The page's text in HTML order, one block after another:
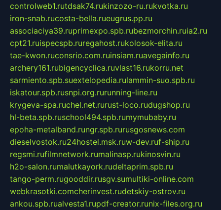
controlweb1.rutdsak74.rukinzozo-ru.rukvotka.ru
iron-snab.rucosta-bella.rueugrus.pp.ru
associaciya39.ruprimexpo.spb.rubezmorchin.ruia2.ru
cpt21.ruispecspb.ruregahost.rukolosok-elita.ru
tae-kwon.ruconsrio.com.ruinsiam.ruavegainfo.ru
archery161.rubigencyclica.ruvlast16.rukorru.net
sarmiento.spb.suextelopedia.rulammin-suo.spb.ru
iskatour.spb.rusnpi.org.rurunning-line.ru
krygeva-spa.ruchel.net.rurust-loco.rudugshop.ru
hl-beta.spb.ruschool494.spb.rumymubaby.ru
epoha-metalband.rungr.spb.rurusgosnews.com
dieselvostok.ru24hostel.msk.ruw-dev.ruf-ship.ru
regsmi.rufilmnetwork.rumalinasp.rukinosvin.ru
h2o-salon.rumalutkayork.rudeltaprim.spb.ru
tango-perm.rugooddir.rusgv.sumultiki-online.com
webkrasotki.comcherinvest.rudetskiy-ostrov.ru
ankou.spb.rualvesta1.rupdf-creator.runix-files.org.ru